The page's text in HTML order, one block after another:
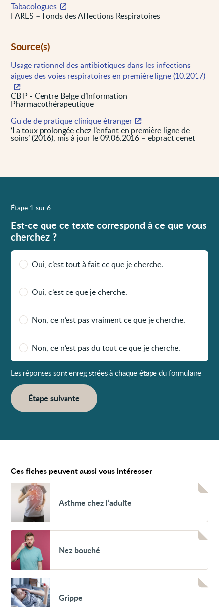
Tabacologues
FARES – Fonds des Affections Respiratoires
Source(s)
Usage rationnel des antibiotiques dans les infections
aiguës des voies respiratoires en première ligne (10.2017)
CBIP - Centre Belge d’Information
Pharmacothérapeutique
Guide de pratique clinique étranger
‘La toux prolongée chez l’enfant en première ligne de
soins’ (2016), mis à jour le 09.06.2016 – ebpracticenet
Étape 1 sur 6
Est-ce que ce texte correspond à ce que vous
cherchez ?
Oui, c’est tout à fait ce que je cherche.
Oui, c’est ce que je cherche.
Non, ce n’est pas vraiment ce que je cherche.
Non, ce n’est pas du tout ce que je cherche.
Les réponses sont enregistrées à chaque étape du formulaire
Étape suivante
Ces fiches peuvent aussi vous intéresser
Voir
Asthme
chez
l’adulte
Asthme chez l’adulte
Voir
Nez
bouché
Nez bouché
Voir
Grippe
Grippe